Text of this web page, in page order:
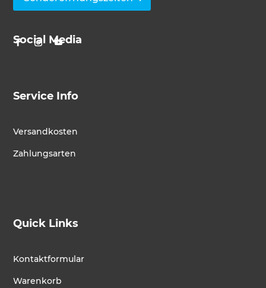
Social Media
Service Info
Versandkosten
Zahlungsarten
Quick Links
Kontaktformular
Warenkorb